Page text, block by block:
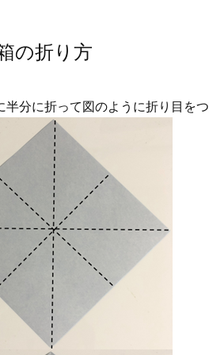
の折り方
半分に折って図のように折り目をつ